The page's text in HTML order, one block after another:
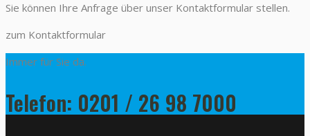
Sie können Ihre Anfrage über unser Kontaktformular stellen.
zum Kontaktformular
Immer für Sie da.
Telefon: 0201 / 26 98 7000